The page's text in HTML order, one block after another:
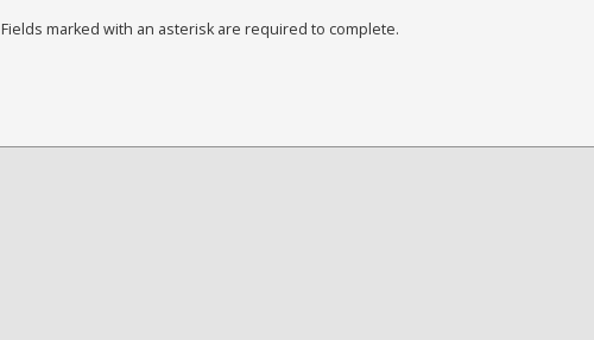
Fields marked with an asterisk are required to complete.